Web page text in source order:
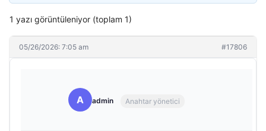
1 yazı görüntüleniyor (toplam 1)
05/26/2026: 7:05 am #17806
A admin Anahtar yönetici